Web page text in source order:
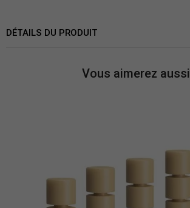
DÉTAILS DU PRODUIT
Vous aimerez aussi